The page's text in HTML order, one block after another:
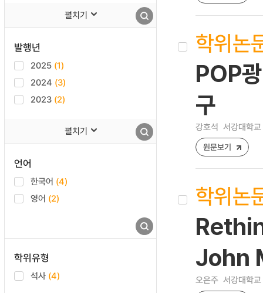
펼치기
발행년
2025 (1)
2024 (3)
2023 (2)
펼치기
언어
한국어 (4)
영어 (2)
학위유형
석사 (4)
학위논
POP
구
강호석 서강대학
원문보기
학위논
John
오은주 서강대학